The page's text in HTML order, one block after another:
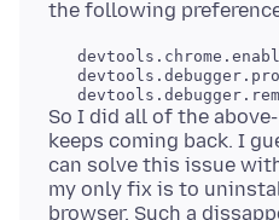
So I did all of the
keeps coming back. I
can solve this issue
my only fix is to
browser. Such a